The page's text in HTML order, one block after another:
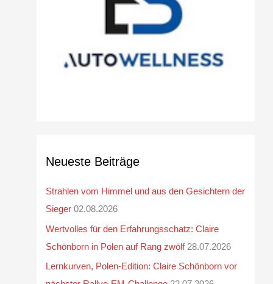
Neueste Beiträge
Strahlen vom Himmel und aus den Gesichtern der
Sieger 02.08.2026
Wertvolles für den Erfahrungsschatz: Claire
Schönborn in Polen auf Rang zwölf 28.07.2026
Lernkurven, Polen-Edition: Claire Schönborn vor